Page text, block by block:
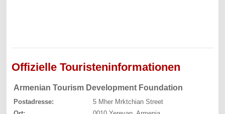
Offizielle Touristeninformationen
Armenian Tourism Development Foundation
Postadresse:
5 Mher Mrktchian Street